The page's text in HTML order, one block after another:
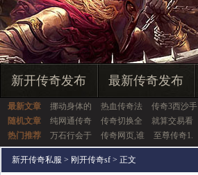
新开传奇发布 最新传奇发布
最新文章 挪动身体的 热血传奇法 传奇3西沙手
随机文章
纯网通传奇 传奇切换全 就算交易看
热门推荐
万石行会于 传奇网页,谁 至尊传奇1.
新开传奇私服 > 刚开传奇sf > 正文